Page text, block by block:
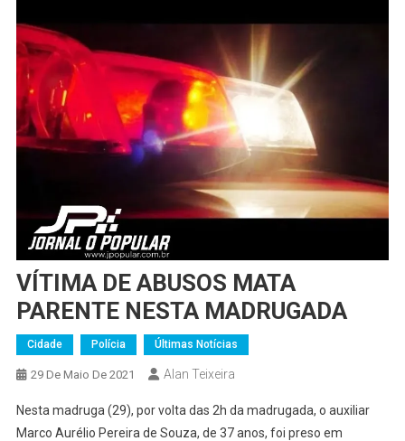
VÍTIMA DE ABUSOS MATA
PARENTE NESTA MADRUGADA
Cidade Polícia Últimas Notícias
29 De Maio De 2021 Alan Teixeira
Nesta madruga (29), por volta das 2h da madrugada, o auxiliar
Marco Aurélio Pereira de Souza, de 37 anos, foi preso em